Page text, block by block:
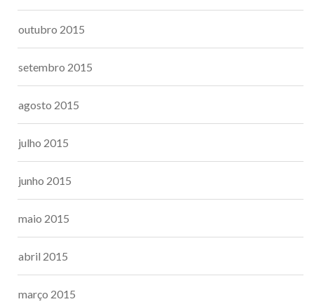
outubro 2015
setembro 2015
agosto 2015
julho 2015
junho 2015
maio 2015
abril 2015
março 2015